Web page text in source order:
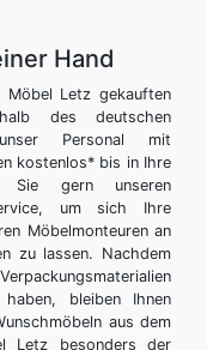
Hand
Möbel Letz gekauften
des deutschen
Personal mit
kostenlos* bis in Ihre
Sie gern unseren
um sich Ihre
Möbelmonteuren an
zu lassen. Nachdem
bleiben Ihnen
aus dem
Letz besonders der